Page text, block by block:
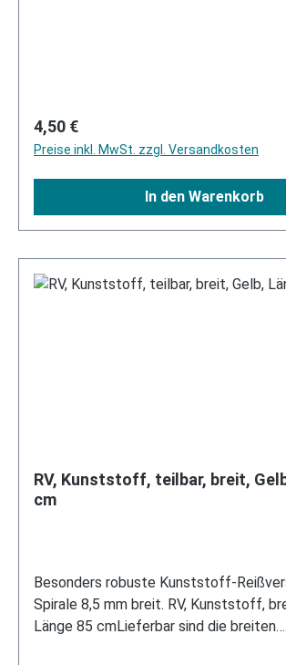
Regulärer Preis:
4,50 €
Preise inkl. MwSt. zzgl. Versandkosten
In den Warenkorb
RV, Kunststoff, teilbar, breit,
cm
Besonders robuste Kunststoff-
Spirale 8,5 mm breit. RV, Kunststoff, breit, gelb,
Länge 85 cmLieferbar sind die breiten